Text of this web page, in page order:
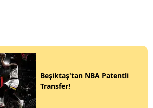
Beşiktaş'tan NBA Patentli
Transfer!